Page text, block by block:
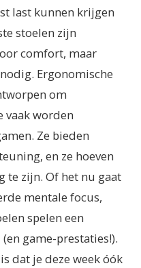
last kunnen krijgen
stoelen zijn
comfort, maar
Ergonomische
om
vaak worden
Ze bieden
en ze hoeven
te zijn. Of het nu gaat
mentale focus,
spelen een
game-prestaties!).
dat je deze week óók